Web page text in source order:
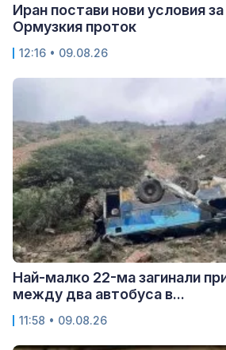
Иран постави нови условия
Ормузкия проток
12:16 • 09.08.26
Най-малко 22-ма загинали
между два автобуса в...
11:58 • 09.08.26